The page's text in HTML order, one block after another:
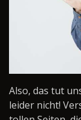
Also, das tut
leider nicht!